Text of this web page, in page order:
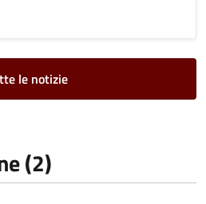
le notizie
(2)